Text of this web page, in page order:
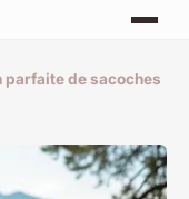
parfaite de sacoches